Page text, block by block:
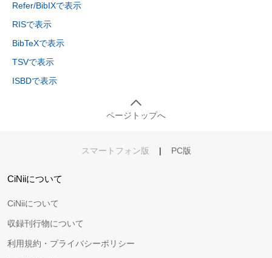
Refer/BibIXで表示
RISで表示
BibTeXで表示
TSVで表示
ISBDで表示
ページトップへ
スマートフォン版 | PC版
CiNiiについて
CiNiiについて
収録刊行物について
利用規約・プライバシーポリシー